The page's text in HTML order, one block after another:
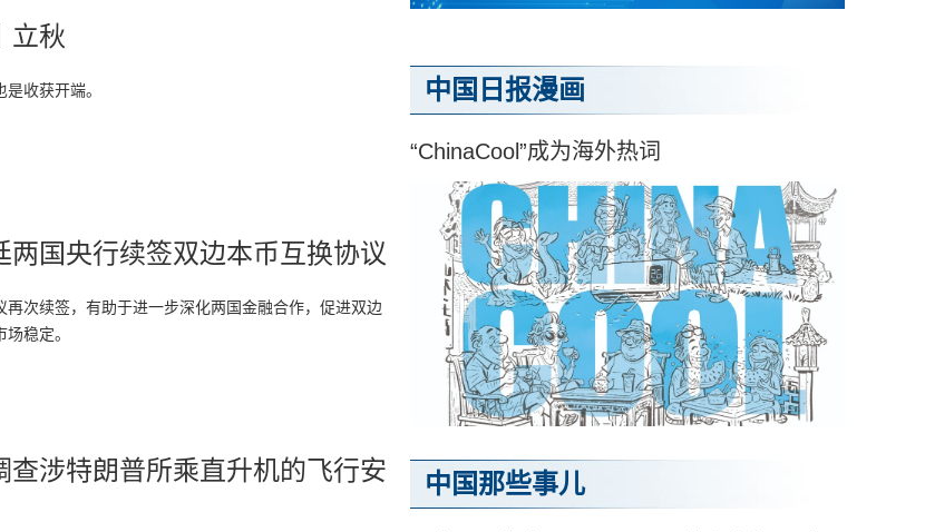
立秋
收获开端。
两国央行续签双边本币互换协议
再次续签，有助于进一步深化两国金融合作，促进双边
稳定。
查涉特朗普所乘直升机的飞行安
中国日报漫画
“ChinaCool”成为海外热词
中国那些事儿